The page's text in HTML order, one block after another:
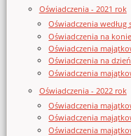
Oświadczenia - 2021 rok
Oświadczenia według
Oświadczenia na
Oświadczenia
Oświadczenia na
Oświadczenia
Oświadczenia - 2022 rok
Oświadczenia
Oświadczenia
Oświadczenia